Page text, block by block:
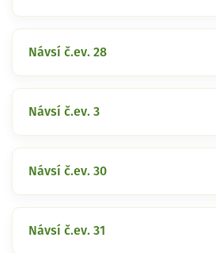
Návsí č.ev. 28
Návsí č.ev. 3
Návsí č.ev. 30
Návsí č.ev. 31